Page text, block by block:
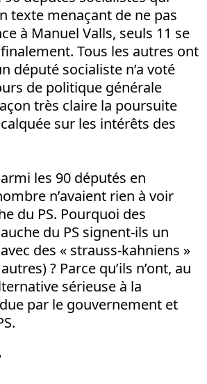
texte menaçant de ne pas
à Manuel Valls, seuls 11 se
Tous les autres ont
député socialiste n’a voté
de politique générale
très claire la poursuite
sur les intérêts des
les 90 députés en
n’avaient rien à voir
du PS. Pourquoi des
du PS signent-ils un
des « strauss-kahniens »
? Parce qu’ils n’ont, au
sérieuse à la
par le gouvernement et